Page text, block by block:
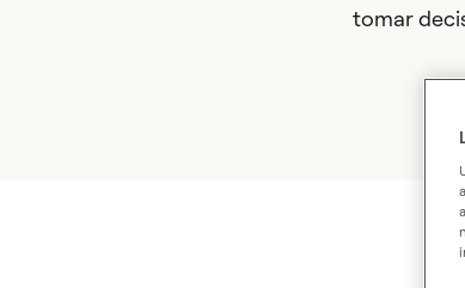
tomar